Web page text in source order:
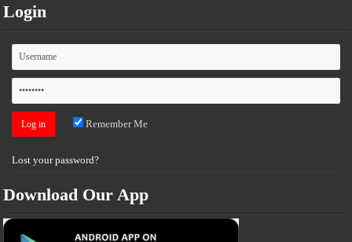
Login
Remember Me
Lost your password?
Download Our App